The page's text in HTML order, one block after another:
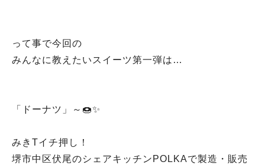
って事で今回の
みんなに教えたいスイーツ第一弾は…
「ドーナツ」～🍩✨
みきTイチ押し！
堺市中区伏尾のシェアキッチンPOLKAで製造・販売